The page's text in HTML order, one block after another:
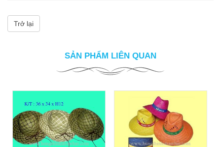
Trở lại
SẢN PHẨM LIÊN QUAN